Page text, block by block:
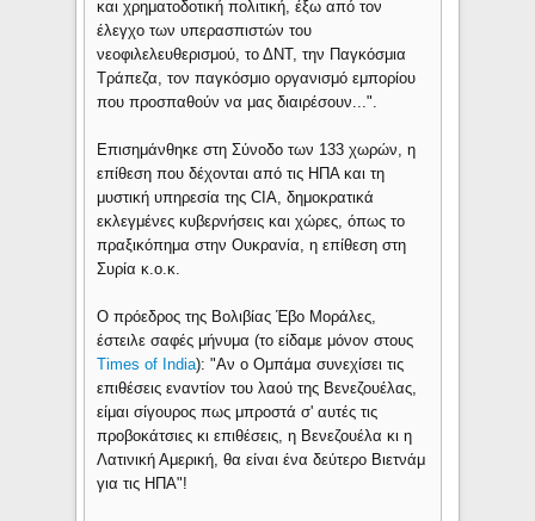
και χρηματοδοτική πολιτική, έξω από τον
έλεγχο των υπερασπιστών του
νεοφιλελευθερισμού, το ΔΝΤ, την Παγκόσμια
Τράπεζα, τον παγκόσμιο οργανισμό εμπορίου
που προσπαθούν να μας διαιρέσουν...".
Επισημάνθηκε στη Σύνοδο των 133 χωρών, η
επίθεση που δέχονται από τις ΗΠΑ και τη
μυστική υπηρεσία της CIA, δημοκρατικά
εκλεγμένες κυβερνήσεις και χώρες, όπως το
πραξικόπημα στην Ουκρανία, η επίθεση στη
Συρία κ.ο.κ.
Ο πρόεδρος της Βολιβίας Έβο Μοράλες,
έστειλε σαφές μήνυμα (το είδαμε μόνον στους
Times of India): "Αν ο Ομπάμα συνεχίσει τις
επιθέσεις εναντίον του λαού της Βενεζουέλας,
είμαι σίγουρος πως μπροστά σ' αυτές τις
προβοκάτσιες κι επιθέσεις, η Βενεζουέλα κι η
Λατινική Αμερική, θα είναι ένα δεύτερο Βιετνάμ
για τις ΗΠΑ"!